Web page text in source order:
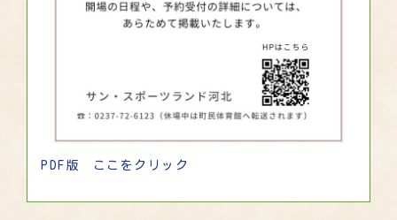
PDF版 ここをクリック